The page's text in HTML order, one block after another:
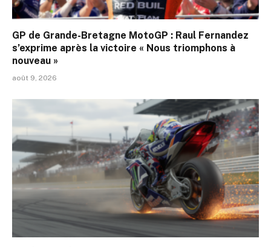
GP de Grande-Bretagne MotoGP : Raul Fernandez
s’exprime après la victoire « Nous triomphons à
nouveau »
août 9, 2026